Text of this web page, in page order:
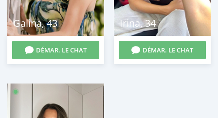
Galina,43
DÉMAR. LE CHAT
Irina,34
DÉMAR. LE CHAT